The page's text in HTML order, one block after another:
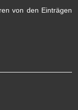
von den Einträgen